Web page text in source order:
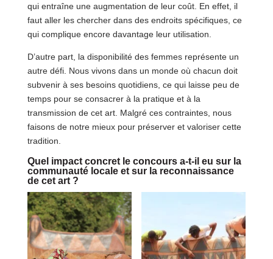
qui entraîne une augmentation de leur coût. En effet, il
faut aller les chercher dans des endroits spécifiques, ce
qui complique encore davantage leur utilisation.
D’autre part, la disponibilité des femmes représente un
autre défi. Nous vivons dans un monde où chacun doit
subvenir à ses besoins quotidiens, ce qui laisse peu de
temps pour se consacrer à la pratique et à la
transmission de cet art. Malgré ces contraintes, nous
faisons de notre mieux pour préserver et valoriser cette
tradition.
Quel impact concret le concours a-t-il eu sur la
communauté locale et sur la reconnaissance
de cet art ?